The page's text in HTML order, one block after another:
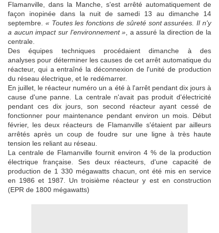
Flamanville, dans la Manche, s'est arrêté automatiquement de
façon inopinée dans la nuit de samedi 13 au dimanche 14
septembre. « Toutes les fonctions de sûreté sont assurées. Il n'y
a aucun impact sur l'environnement », a assuré la direction de la
centrale.
Des équipes techniques procédaient dimanche à des
analyses pour déterminer les causes de cet arrêt automatique du
réacteur, qui a entraîné la déconnexion de l'unité de production
du réseau électrique, et le redémarrer.
En juillet, le réacteur numéro un a été à l'arrêt pendant dix jours à
cause d'une panne. La centrale n'avait pas produit d'électricité
pendant ces dix jours, son second réacteur ayant cessé de
fonctionner pour maintenance pendant environ un mois. Début
février, les deux réacteurs de Flamanville s'étaient par ailleurs
arrêtés après un coup de foudre sur une ligne à très haute
tension les reliant au réseau.
La centrale de Flamanville fournit environ 4 % de la production
électrique française. Ses deux réacteurs, d'une capacité de
production de 1 330 mégawatts chacun, ont été mis en service
en 1986 et 1987. Un troisième réacteur y est en construction
(EPR de 1800 mégawatts)